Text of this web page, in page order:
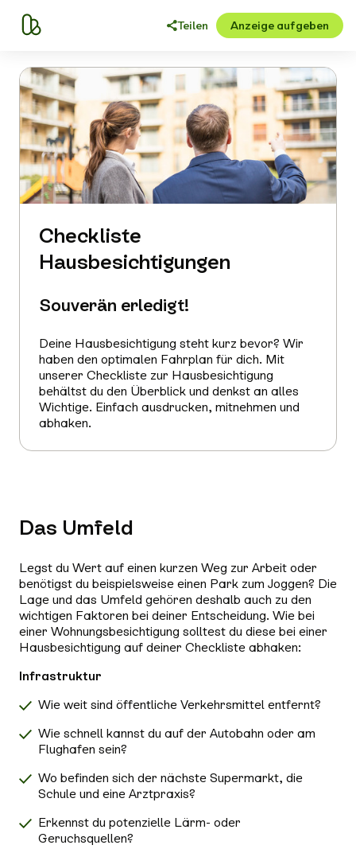
Teilen Anzeige aufgeben
Checkliste
Hausbesichtigungen
Souverän erledigt!
Deine Hausbesichtigung steht kurz bevor? Wir
haben den optimalen Fahrplan für dich. Mit
unserer Checkliste zur Hausbesichtigung
behältst du den Überblick und denkst an alles
Wichtige. Einfach ausdrucken, mitnehmen und
abhaken.
Das Umfeld
Legst du Wert auf einen kurzen Weg zur Arbeit oder
benötigst du beispielsweise einen Park zum Joggen? Die
Lage und das Umfeld gehören deshalb auch zu den
wichtigen Faktoren bei deiner Entscheidung. Wie bei
einer Wohnungsbesichtigung solltest du diese bei einer
Hausbesichtigung auf deiner Checkliste abhaken:
Infrastruktur
Wie weit sind öffentliche Verkehrsmittel entfernt?
Wie schnell kannst du auf der Autobahn oder am
Flughafen sein?
Wo befinden sich der nächste Supermarkt, die
Schule und eine Arztpraxis?
Erkennst du potenzielle Lärm- oder
Geruchsquellen?